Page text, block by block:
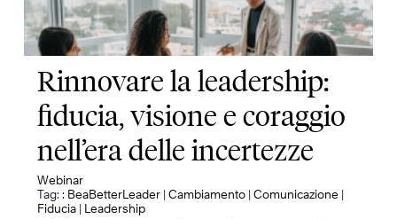
Rinnovare la leadership:
fiducia, visione e coraggio
nell’era delle incertezze
Webinar
Tag: : BeaBetterLeader |Cambiamento |Comunicazione |
Fiducia | Leadership